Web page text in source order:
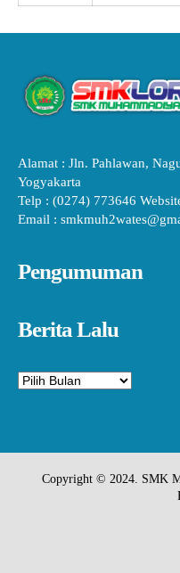
Alamat : Jln. Pahlawan,
Yogyakarta
Telp : (0274) 773646
Email :
Pengumuman
Berita Lalu
Arsip
Copyright © 2024. SMK